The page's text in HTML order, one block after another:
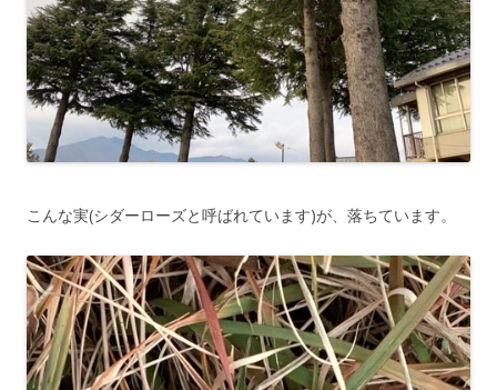
こんな実(シダーローズと呼ばれています)が、落ちています。